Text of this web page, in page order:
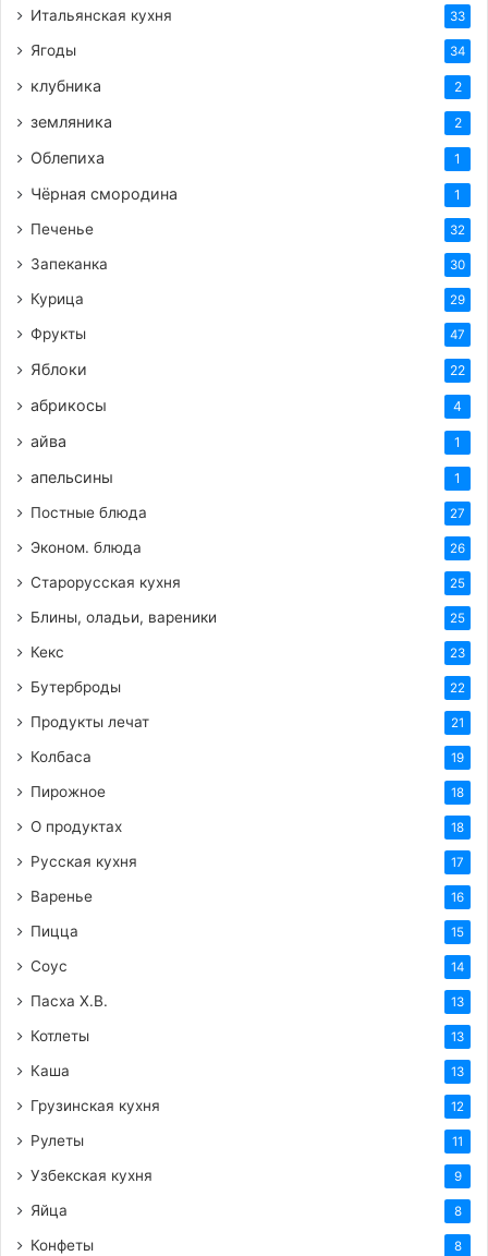
Итальянская кухня 33
Ягоды 34
клубника 2
земляника 2
Облепиха 1
Чёрная смородина 1
Печенье 32
Запеканка 30
Курица 29
Фрукты 47
Яблоки 22
абрикосы 4
айва 1
апельсины 1
Постные блюда 27
Эконом. блюда 26
Старорусская кухня 25
Блины, оладьи, вареники 25
Кекс 23
Бутерброды 22
Продукты лечат 21
Колбаса 19
Пирожное 18
О продуктах 18
Русская кухня 17
Варенье 16
Пицца 15
Соус 14
Пасха Х.В. 13
Котлеты 13
Каша 13
Грузинская кухня 12
Рулеты 11
Узбекская кухня 9
Яйца 8
Конфеты 8